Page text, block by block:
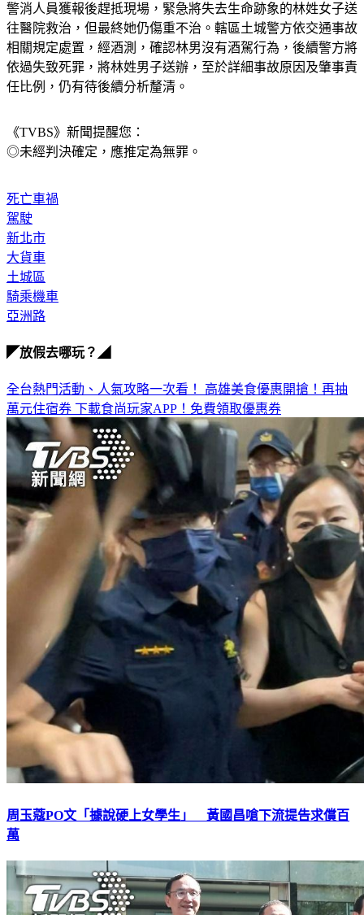
警消人員獲報後趕抵現場，緊急將失去生命跡象的林姓女子送
往醫院救治，但最終她仍傷重不治。轄區土城警方依交通事故
相關規定處置，經酒測，確認林男沒有酒駕行為，後續警方將
依過失致死罪，將林姓男子送辦，至於詳細事故原因及肇事責
任比例，仍有待後續分析釐清。
《TVBS》新聞提醒您：
◎未經判決確定，應推定為無罪。
死亡車禍
駕駛
新北市
大貨車
土城區
騎乘機車
亞洲路
◤放假去哪玩？◢
全台熱門活動、人氣攻略一次看！ 高雄美食優惠開搶！再抽
萬元住宿券 下載食尚玩家APP！免費領取優惠券
周玉蔻PO文「據說硬上女學生」 黃國昌嗆下流提告求償百
萬